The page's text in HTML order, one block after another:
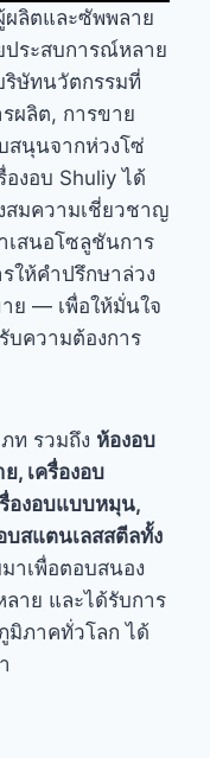
ผลิตและซัพพลาย
ประสบการณ์หลาย
ริษัทนวัตกรรมที่
ผลิต, การขาย
สนุนจากห่วงโซ่
งอบ Shuliy ได้
สมความเชี่ยวชาญ
เสนอโซลูชันการ
ให้คำปรึกษาล่วง
ย — เพื่อให้มั่นใจ
บความต้องการ
ท รวมถึง ห้องอบ
, เครื่องอบ
รื่องอบแบบหมุน,
บสแตนเลสสตีลทั้ง
าเพื่อตอบสนอง
าย และได้รับการ
มิภาคทั่วโลก ได้